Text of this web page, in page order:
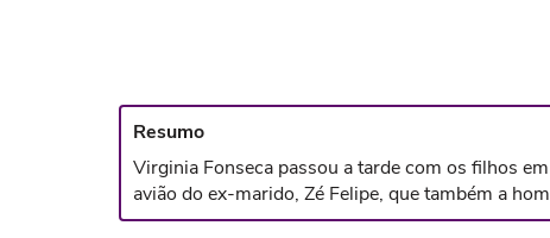
Resumo
Virginia Fonseca passou a tarde com os filhos
avião do ex-marido, Zé Felipe, que também a